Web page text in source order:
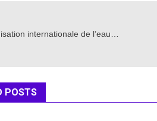
internationale de l’eau…
POSTS